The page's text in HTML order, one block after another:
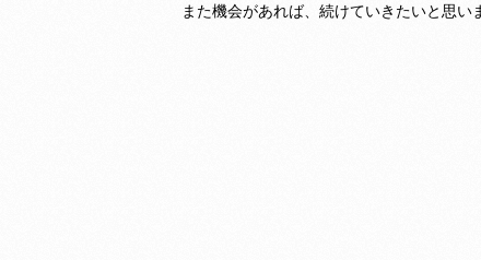
また機会があれば、続けていきたいと思い